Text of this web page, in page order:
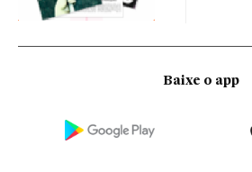
Baixe o app